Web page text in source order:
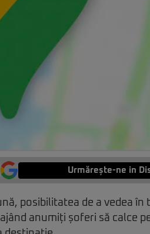
Urmărește-ne in
posibilitatea de a vedea în
anumiți șoferi să calce